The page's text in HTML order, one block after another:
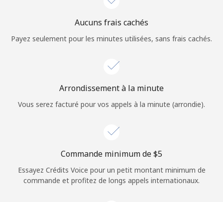
Rappel du mot de passe →
Login
Aucuns frais cachés
Payez seulement pour les minutes utilisées, sans frais cachés.
Arrondissement à la minute
Vous serez facturé pour vos appels à la minute (arrondie).
Commande minimum de ⁦$5⁩
Essayez Crédits Voice pour un petit montant minimum de
commande et profitez de longs appels internationaux.